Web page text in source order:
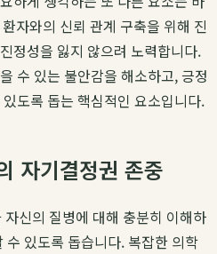
자와의 신뢰 관계 구축을 위해 진
정성을 잃지 않으려 노력합니다.
수 있는 불안감을 해소하고, 긍정
도록 돕는 핵심적인 요소입니다.
자기결정권 존중
신의 질병에 대해 충분히 이해하
있도록 돕습니다. 복잡한 의학